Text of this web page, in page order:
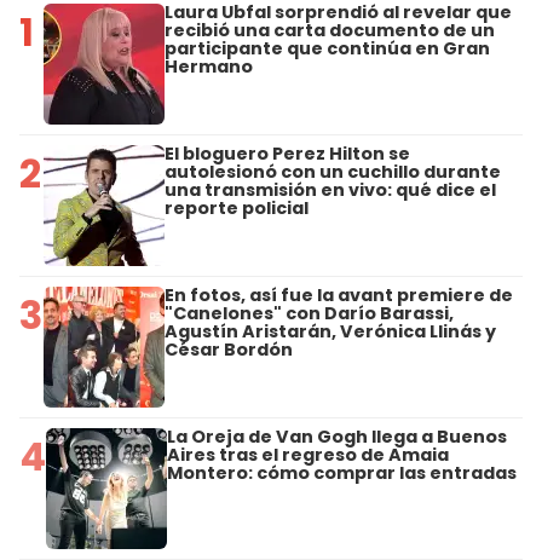
1 Laura Ubfal sorprendió al revelar que
recibió una carta documento de un
participante que continúa en Gran
Hermano
2 El bloguero Perez Hilton se
autolesionó con un cuchillo durante
una transmisión en vivo: qué dice el
reporte policial
3 En fotos, así fue la avant premiere de
"Canelones" con Darío Barassi,
Agustín Aristarán, Verónica Llinás y
César Bordón
4 La Oreja de Van Gogh llega a Buenos
Aires tras el regreso de Amaia
Montero: cómo comprar las entradas